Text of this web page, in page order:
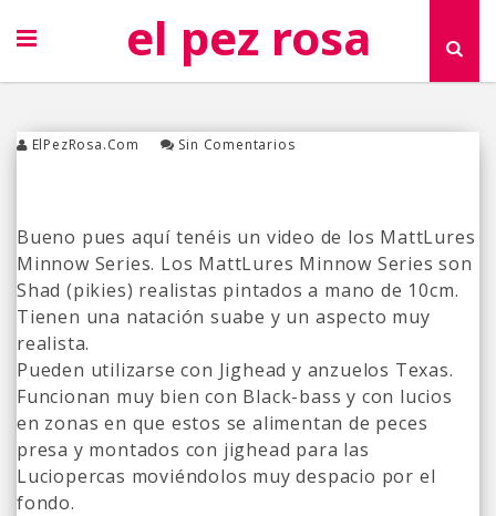
el pez rosa
ElPezRosa.com Sin Comentarios
Bueno pues aquí tenéis un video de los MattLures
Minnow Series. Los MattLures Minnow Series son
Shad (pikies) realistas pintados a mano de 10cm.
Tienen una natación suabe y un aspecto muy
realista.
Pueden utilizarse con Jighead y anzuelos Texas.
Funcionan muy bien con Black-bass y con lucios
en zonas en que estos se alimentan de peces
presa y montados con jighead para las
Luciopercas moviéndolos muy despacio por el
fondo.